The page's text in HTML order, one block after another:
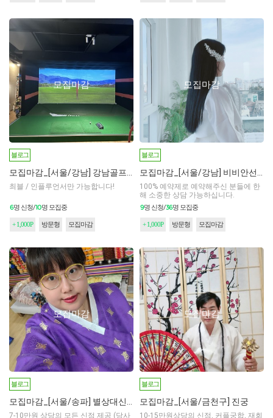
모집마감
블로그
최블 / 인플루언서만 가능합니다!
6명 신청/10명 모집중
+ 1,000P 방문형 모집마감
모집마감
블로그
100% 예약제로 예약해주신 분들에 한
해 소중한 상담 가능하십니다.
9명 신청/36명 모집중
+ 1,000P 방문형 모집마감
모집마감
블로그
7-10만원 상당의 모든 신점 제공 (당사
모집마감
블로그
모집마감_[서울/금천구] 진궁
10-15만원상당의 신점, 커플궁합, 재회